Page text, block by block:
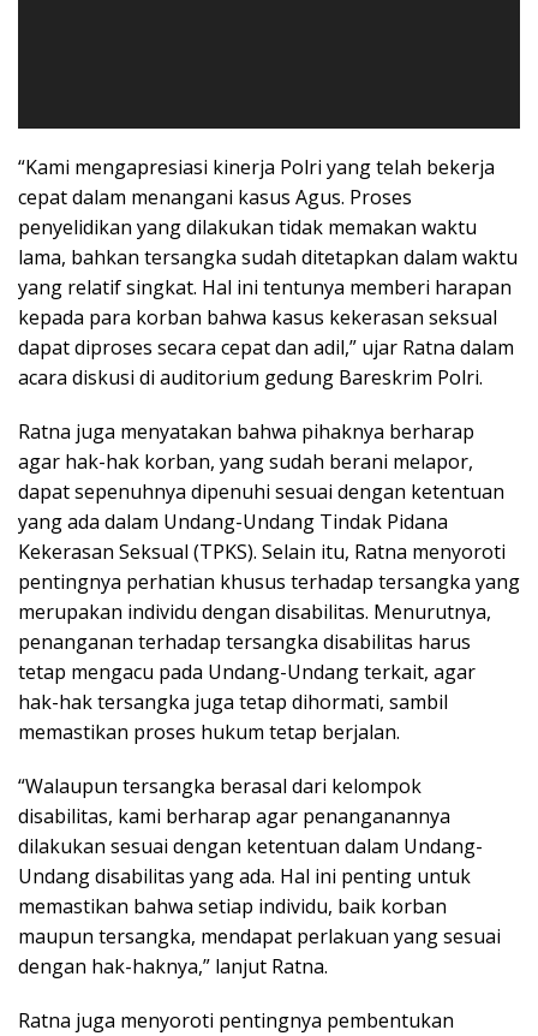
“Kami mengapresiasi kinerja Polri yang telah bekerja
cepat dalam menangani kasus Agus. Proses
penyelidikan yang dilakukan tidak memakan waktu
lama, bahkan tersangka sudah ditetapkan dalam waktu
yang relatif singkat. Hal ini tentunya memberi harapan
kepada para korban bahwa kasus kekerasan seksual
dapat diproses secara cepat dan adil,” ujar Ratna dalam
acara diskusi di auditorium gedung Bareskrim Polri.
Ratna juga menyatakan bahwa pihaknya berharap
agar hak-hak korban, yang sudah berani melapor,
dapat sepenuhnya dipenuhi sesuai dengan ketentuan
yang ada dalam Undang-Undang Tindak Pidana
Kekerasan Seksual (TPKS). Selain itu, Ratna menyoroti
pentingnya perhatian khusus terhadap tersangka yang
merupakan individu dengan disabilitas. Menurutnya,
penanganan terhadap tersangka disabilitas harus
tetap mengacu pada Undang-Undang terkait, agar
hak-hak tersangka juga tetap dihormati, sambil
memastikan proses hukum tetap berjalan.
“Walaupun tersangka berasal dari kelompok
disabilitas, kami berharap agar penanganannya
dilakukan sesuai dengan ketentuan dalam Undang-
Undang disabilitas yang ada. Hal ini penting untuk
memastikan bahwa setiap individu, baik korban
maupun tersangka, mendapat perlakuan yang sesuai
dengan hak-haknya,” lanjut Ratna.
Ratna juga menyoroti pentingnya pembentukan